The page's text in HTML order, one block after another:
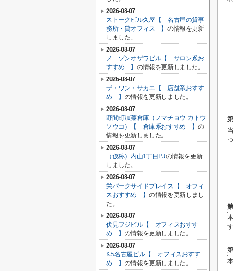
す
2026-08-07
ストークビル久屋【 名古屋の貸事
務所・貸オフィス 】の情報を更新
しました。
2026-08-07
メーゾンオザワビル【 サロン系お
すすめ 】の情報を更新しました。
2026-08-07
ザ・ワン・サカエ【 店舗系おすす
め 】 の情報を更新しました。
2026-08-07
野間町加藤倉庫（ノマチョウ カトウ
ソウコ）【 倉庫系おすすめ 】の
情報を更新しました。
2026-08-07
（仮称）内山1丁目PJの情報を更新
しました。
2026-08-07
栄パークサイドプレイス【 オフィ
スおすすめ 】の情報を更新しまし
た。
2026-08-07
伏見フジビル【 オフィスおすす
め 】 の情報を更新しました。
2026-08-07
KS名古屋ビル【 オフィスおすす
め 】 の情報を更新しました。